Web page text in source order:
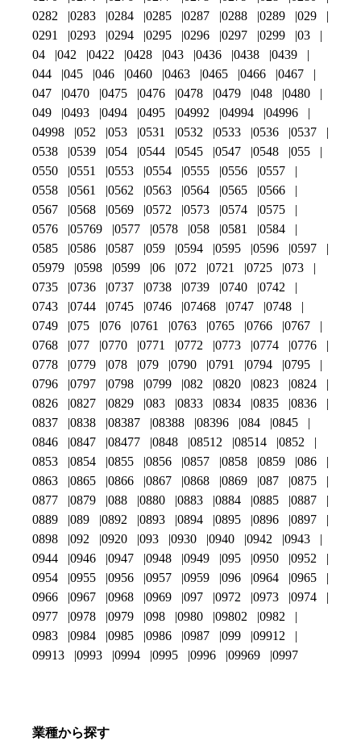
0282
0283 0284 0285 0287 0288 0289
029
0291
0293 0294 0295 0296 0297 0299
03
04
042 0422 0428 043 0436 0438
0439
044
045 046 0460 0463 0465 0466
0467
047
0470 0475 0476 0478 0479 048
0480
049
0493 0494 0495 04992 04994
04996
04998
052 053 0531 0532 0533 0536
0537
0538
0539 054 0544 0545 0547 0548
055
0550
0551 0553 0554 0555 0556
0557
0558
0561 0562 0563 0564 0565
0566
0567
0568 0569 0572 0573 0574
0575
0576
05769 0577 0578 058 0581
0584
0585
0586 0587 059 0594 0595 0596
0597
05979
0598 0599 06 072 0721 0725
073
0735
0736 0737 0738 0739 0740
0742
0743
0744 0745 0746 07468 0747
0748
0749
075 076 0761 0763 0765 0766
0767
0768
077 0770 0771 0772 0773 0774
0776
0778
0779 078 079 0790 0791 0794
0795
0796
0797 0798 0799 082 0820 0823
0824
0826
0827 0829 083 0833 0834 0835
0836
0837
0838 08387 08388 08396 084
0845
0846
0847 08477 0848 08512 08514
0852
0853
0854 0855 0856 0857 0858 0859
086
0863
0865 0866 0867 0868 0869 087
0875
0877
0879 088 0880 0883 0884 0885
0887
0889
089 0892 0893 0894 0895 0896
0897
0898
092 0920 093 0930 0940 0942
0943
0944
0946 0947 0948 0949 095 0950
0952
0954
0955 0956 0957 0959 096 0964
0965
0966
0967 0968 0969 097 0972 0973
0974
0977
0978 0979 098 0980 09802
0982
0983
0984 0985 0986 0987 099
09912
09913
0993 0994 0995 0996 09969 0997
業種から探す